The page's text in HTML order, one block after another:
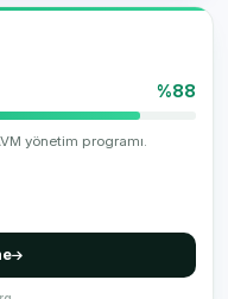
%88
yönetim programı.